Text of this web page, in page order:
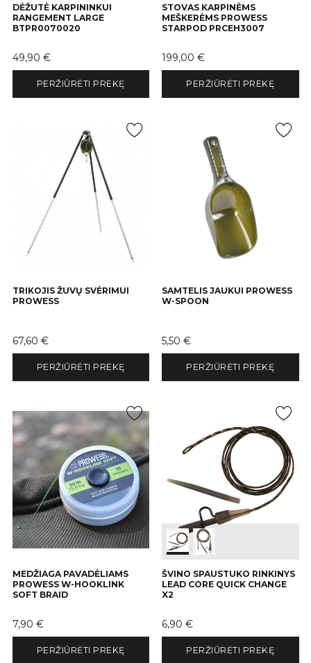
DĖŽUTĖ KARPININKUI
RANGEMENT LARGE
BTPR0070020
Kaina
49,90 €
PERŽIŪRĖTI PREKĘ
STOVAS KARPINĖMS
MEŠKERĖMS PROWESS
STARPOD PRCEH3007
Kaina
199,00 €
PERŽIŪRĖTI PREKĘ
TRIKOJIS ŽUVŲ SVĖRIMUI
PROWESS
Kaina
67,60 €
PERŽIŪRĖTI PREKĘ
SAMTELIS JAUKUI PROWESS
W-SPOON
Kaina
5,50 €
PERŽIŪRĖTI PREKĘ
MEDŽIAGA PAVADĖLIAMS
PROWESS W-HOOKLINK
SOFT BRAID
Kaina
7,90 €
PERŽIŪRĖTI PREKĘ
ŠVINO SPAUSTUKO RINKINYS
LEAD CORE QUICK CHANGE
X2
Kaina
6,90 €
PERŽIŪRĖTI PREKĘ